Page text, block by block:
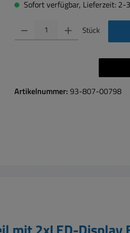
Sofort verfügbar, Lieferzeit: 2-
Produkt Anzahl: Gib denStück
Artikelnummer: 93-807-00798